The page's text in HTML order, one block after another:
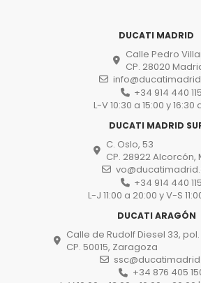
DUCATI MADRID
Calle Pedro
CP. 28020
+34 914 440 115
L-V 10:30 a 15:00 y 16:30
DUCATI MADRID
C. Oslo, 53
CP. 28922 Alcorcón,
+34 914 440 115
L-J 11:00 a 20:00 y V-S
DUCATI ARAGÓN
Calle de Rudolf Diesel 33,
CP. 50015, Zaragoza
+34 876 405